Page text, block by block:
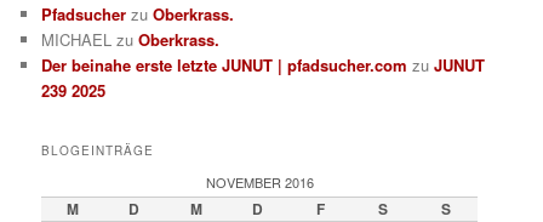
Pfadsucher zuOberkrass.
MICHAEL zuOberkrass.
Der beinahe erste letzte JUNUT | pfadsucher.com zuJUNUT
239 2025
BLOGEINTRÄGE
NOVEMBER 2016
M D M D F S
S